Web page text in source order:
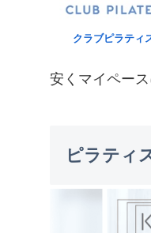
クラブピラティ
安くマイペー
ピラティ